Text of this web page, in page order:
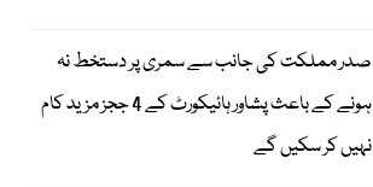
صدر مملکت کی جانب سے سمری پر دستخط نہ
ہونے کے باعث پشاور ہائیکورٹ کے 4 ججز مزید کام
نہیں کر سکیں گے